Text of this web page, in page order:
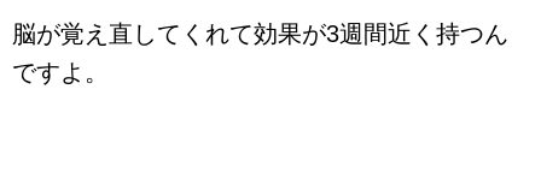
脳が覚え直してくれて効果が3週間近く持つん
ですよ。